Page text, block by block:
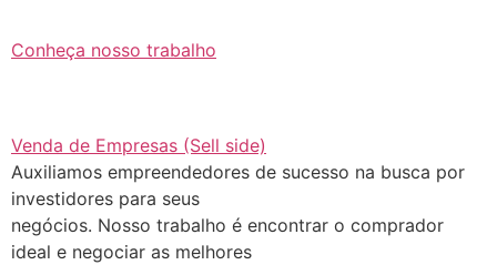
Conheça nosso trabalho
Venda de Empresas (Sell side)
Auxiliamos empreendedores de sucesso na busca por
investidores para seus
negócios. Nosso trabalho é encontrar o comprador
ideal e negociar as melhores